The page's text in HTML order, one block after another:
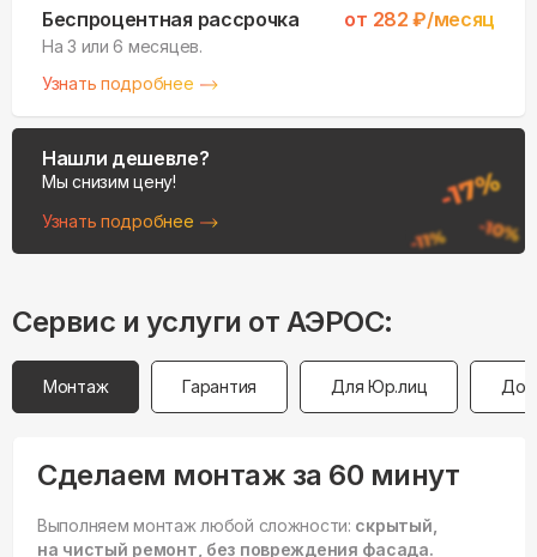
Беспроцентная рассрочка от 282 ₽/месяц
На 3 или 6 месяцев.
Узнать подробнее
Нашли дешевле?
Мы снизим цену!
Узнать подробнее
Сервис и услуги от АЭРОС:
Монтаж Гарантия Для Юр.лиц
Сделаем монтаж за 60 минут
Выполняем монтаж любой сложности: скрытый,
на чистый ремонт, без повреждения фасада.